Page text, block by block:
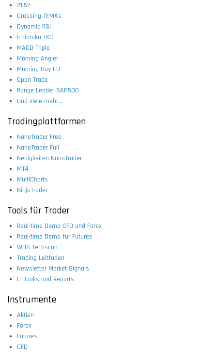
21:52
Crossing TEMAs
Dynamic RSI
Ichimoku TKC
MACD Triple
Morning Angler
Morning Buy EU
Open Trade
Range Leader S&P500
Und viele mehr...
Tradingplattformen
NanoTrader Free
NanoTrader Full
Neuigkeiten NanoTrader
MT4
MultiCharts
NinjaTrader
Tools für Trader
Real-time Demo CFD und Forex
Real-time Demo für Futures
WHS Techscan
Trading Leitfaden
Newsletter Market Signals
E-Books und Reports
Instrumente
Aktien
Forex
Futures
CFD